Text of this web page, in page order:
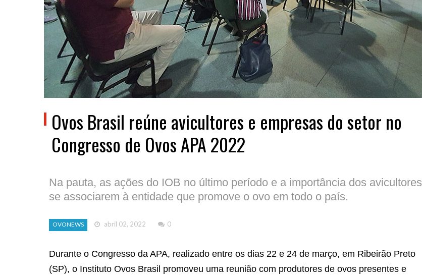
Ovos Brasil reúne avicultores e empresas do setor no
Congresso de Ovos APA 2022
Na pauta, as ações do IOB no último período e a importância dos avicultores
se associarem à entidade que promove o ovo em todo o país.
OVONEWS abril 02, 2022 0
Durante o Congresso da APA, realizado entre os dias 22 e 24 de março, em Ribeirão Preto
(SP), o Instituto Ovos Brasil promoveu uma reunião com produtores de ovos presentes e